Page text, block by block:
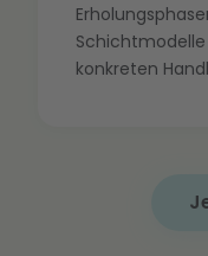
konkreten